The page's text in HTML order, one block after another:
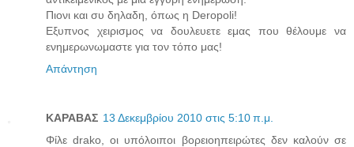
Πιονι και συ δηλαδη, όπως η Deropoli!
Εξυπνος χειρισμος να δουλευετε εμας που θέλουμε να
ενημερωνωμαστε για τον τόπο μας!
Απάντηση
ΚΑΡΑΒΑΣ 13 Δεκεμβρίου 2010 στις 5:10 π.μ.
Φίλε drako, οι υπόλοιποι βορειοηπειρώτες δεν καλούν σε